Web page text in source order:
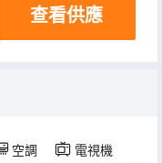
冰箱
查看供應
空調 電視機